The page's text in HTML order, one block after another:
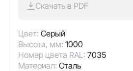
Скачать в PDF
Цвет: Серый
Высота, мм: 1000
Номер цвета RAL: 7035
Материал: Сталь